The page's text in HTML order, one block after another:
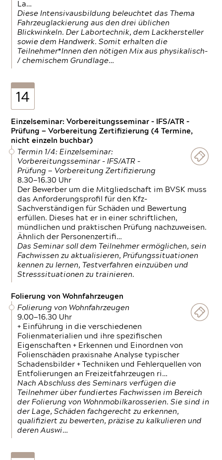
La…
Diese Intensivausbildung beleuchtet das Thema
Fahrzeuglackierung aus den drei üblichen
Blickwinkeln. Der Labortechnik, dem Lackhersteller
sowie dem Handwerk. Somit erhalten die
Teilnehmer*Innen den nötigen Mix aus physikalisch-
/ chemischem Grundlage…
14
Einzelseminar: Vorbereitungsseminar - IFS/ATR -
Prüfung — Vorbereitung Zertifizierung (4 Termine,
nicht einzeln buchbar)
Termin 1/4: Einzelseminar:
Vorbereitungsseminar - IFS/ATR -
Prüfung — Vorbereitung Zertifizierung
8.30—16.30 Uhr
Der Bewerber um die Mitgliedschaft im BVSK muss
das Anforderungsprofil für den Kfz-
Sachverständigen für Schäden und Bewertung
erfüllen. Dieses hat er in einer schriftlichen,
mündlichen und praktischen Prüfung nachzuweisen.
Ähnlich der Personenzertifi…
Das Seminar soll dem Teilnehmer ermöglichen, sein
Fachwissen zu aktualisieren, Prüfungssituationen
kennen zu lernen, Testverfahren einzuüben und
Stresssituationen zu trainieren.
Folierung von Wohnfahrzeugen
Folierung von Wohnfahrzeugen
9.00—16.30 Uhr
+ Einführung in die verschiedenen
Folienmaterialien und ihre spezifischen
Eigenschaften + Erkennen und Einordnen von
Folienschäden praxisnahe Analyse typischer
Schadensbilder + Techniken und Fehlerquellen von
Entfolierungen an Freizeitfahrzeugen ri…
Nach Abschluss des Seminars verfügen die
Teilnehmer über fundiertes Fachwissen im Bereich
der Folierung von Wohnmobilkarosserien. Sie sind in
der Lage, Schäden fachgerecht zu erkennen,
qualifiziert zu bewerten, präzise zu kalkulieren und
deren Auswi…